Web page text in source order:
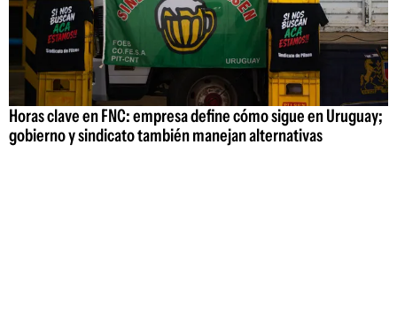
Horas clave en FNC: empresa define cómo sigue en Uruguay;
gobierno y sindicato también manejan alternativas